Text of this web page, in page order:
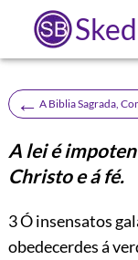
← A Biblia Sagrada,
A lei é
Christo e á fé.
3Ó insensatos
obedecerdes á